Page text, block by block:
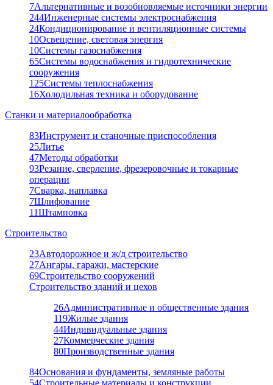
7Альтернативные и возобновляемые источники энергии
244Инженерные системы электроснабжения
24Кондиционирование и вентиляционные системы
10Освещение, световая энергия
10Системы газоснабжения
65Системы водоснабжения и гидротехнические
сооружения
125Системы теплоснабжения
16Холодильная техника и оборудование
Станки и материалообработка
83Инструмент и станочные приспособления
25Литье
47Методы обработки
93Резание, сверление, фрезеровочные и токарные
операции
7Сварка, наплавка
7Шлифование
11Штамповка
Строительство
23Автодорожное и ж/д строительство
27Ангары, гаражи, мастерские
69Строительство сооружений
Строительство зданий и цехов
26Административные и общественные здания
119Жилые здания
44Индивидуальные здания
27Коммерческие здания
80Производственные здания
84Основания и фундаменты, земляные работы
54Строительные материалы и конструкции